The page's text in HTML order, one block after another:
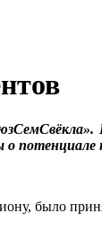
потенциале
было